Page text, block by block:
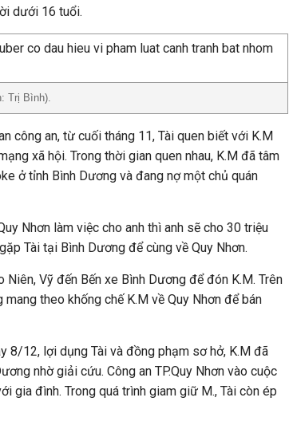
dưới 16 tuổi.
Trị Bình).
công an, từ cuối tháng 11, Tài quen biết với K.M
xã hội. Trong thời gian quen nhau, K.M đã tâm
ở tỉnh Bình Dương và đang nợ một chủ quán
Nhơn làm việc cho anh thì anh sẽ cho 30 triệu
Tài tại Bình Dương để cùng về Quy Nhơn.
Vỹ đến Bến xe Bình Dương để đón K.M. Trên
theo khống chế K.M về Quy Nhơn để bán
8/12, lợi dụng Tài và đồng phạm sơ hở, K.M đã
nhờ giải cứu. Công an TP.Quy Nhơn vào cuộc
gia đình. Trong quá trình giam giữ M., Tài còn ép